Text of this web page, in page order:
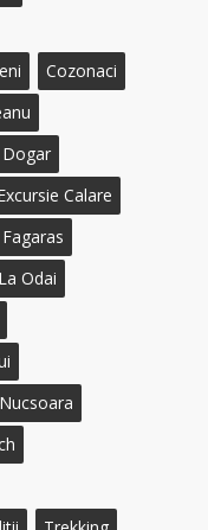
Cozonaci
Dogar
Calare
Fagaras
La Odai
Nucsoara